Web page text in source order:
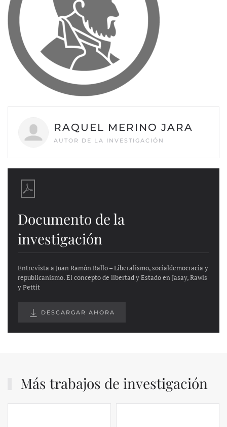
RAQUEL MERINO JARA
AUTOR DE LA INVESTIGACIÓN
Documento de la
investigación
Entrevista a Juan Ramón Rallo – Liberalismo, socialdemocracia y
republicanismo. El concepto de libertad y Estado en Jasay, Rawls
y Pettit
DESCARGAR AHORA
Más trabajos de investigación